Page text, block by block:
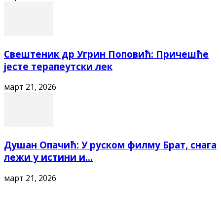
Свештеник др Угрин Поповић: Причешће
јесте терапеутски лек
март 21, 2026
Душан Опачић: У руском филму Брат, снага
лежи у истини и...
март 21, 2026